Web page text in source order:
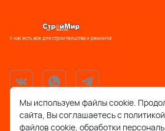
У нас есть все для строительства и ремонта!
support@stroymir48.ru
Мы используем файлы cookie.
сайта, Вы соглашаетесь с
файлов cookie, обработки